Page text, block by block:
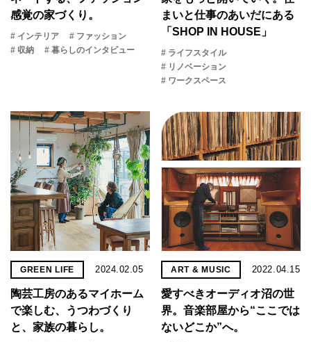
感覚の家づくり。
# インテリア
# ファッション
# 収納
# 暮らしのインタビュー
まいと​仕事の​あいだに​ある​
「SHOP IN HOUSE」
# ライフスタイル
# リノベーション
# ワークスペース
GREEN LIFE 2024.02.05
陶芸工房のあるマイホーム
で楽しむ、うつわづくり
と、家族の暮らし。
ART & MUSIC 2022.04.15
愛すべきオーディオ沼の世
界。音楽部屋から“ここでは
ないどこか”へ。